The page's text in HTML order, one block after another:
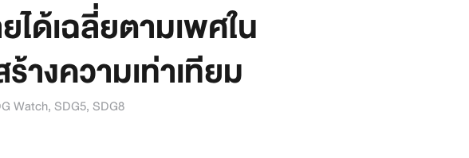
ด้เฉลี่ยตามเพศใน
างความเท่าเทียม
Watch, SDG5, SDG8